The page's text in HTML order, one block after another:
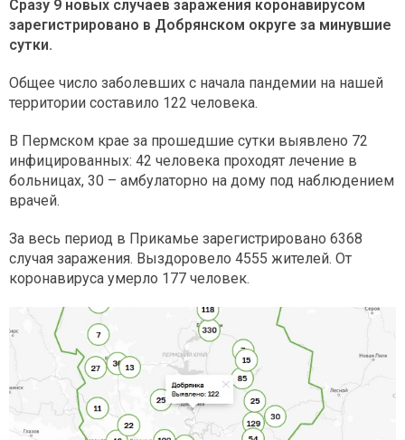
Сразу 9 новых случаев заражения коронавирусом
зарегистрировано в Добрянском округе за минувшие
сутки.
Общее число заболевших с начала пандемии на нашей
территории составило 122 человека.
В Пермском крае за прошедшие сутки выявлено 72
инфицированных: 42 человека проходят лечение в
больницах, 30 – амбулаторно на дому под наблюдением
врачей.
За весь период в Прикамье зарегистрировано 6368
случая заражения. Выздоровело 4555 жителей. От
коронавируса умерло 177 человек.